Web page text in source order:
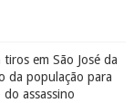
em São José da
da população para
assassino